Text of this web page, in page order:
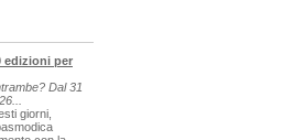
edizioni per
Dal 31
giorni,